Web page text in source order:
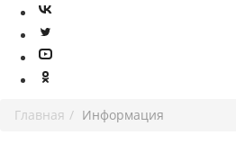
Главная Информация